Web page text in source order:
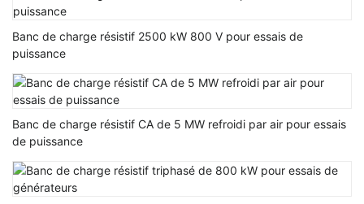
Banc de charge résistif 2500 kW 800 V pour essais de
puissance
Banc de charge résistif CA de 5 MW refroidi par air pour essais
de puissance